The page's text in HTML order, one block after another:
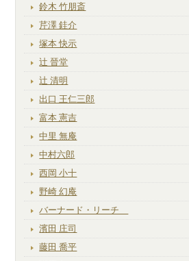
鈴木 竹朋斎
芹澤 銈介
塚本 快示
辻 晉堂
辻 清明
出口 王仁三郎
富本 憲吉
中里 無庵
中村六郎
西岡 小十
野崎 幻庵
バーナード・リーチ
濱田 庄司
藤田 喬平